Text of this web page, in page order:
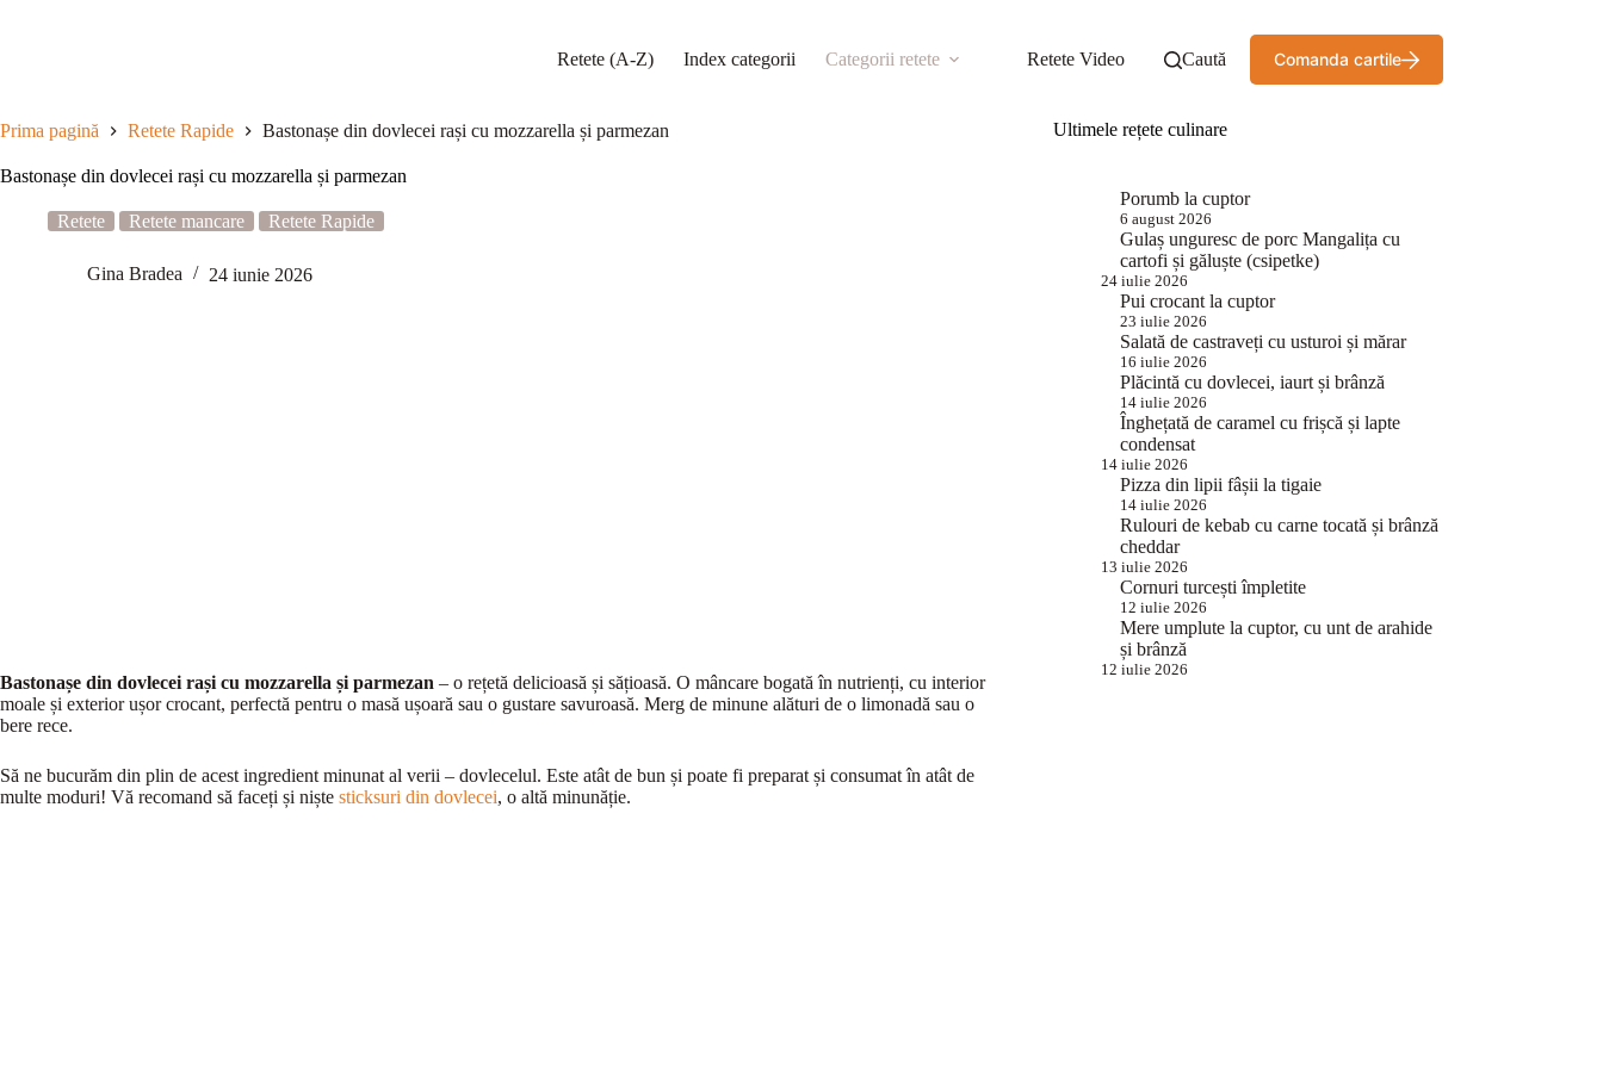
Retete (A-Z) Index categorii Categorii retete Retete Video Caută Comanda cartile
Prima pagină Retete Rapide Bastonașe din dovlecei rași cu mozzarella și parmezan
Bastonașe din dovlecei rași cu mozzarella și parmezan
Retete Retete mancare Retete Rapide
Gina Bradea 24 iunie 2026
Bastonașe din dovlecei rași cu mozzarella și parmezan – o rețetă delicioasă și sățioasă. O mâncare bogată în nutrienți, cu interior
moale și exterior ușor crocant, perfectă pentru o masă ușoară sau o gustare savuroasă. Merg de minune alături de o limonadă sau o
bere rece.
Să ne bucurăm din plin de acest ingredient minunat al verii – dovlecelul. Este atât de bun și poate fi preparat și consumat în atât de
multe moduri! Vă recomand să faceți și niște sticksuri din dovlecei, o altă minunăție.
Ultimele rețete culinare
Porumb la cuptor
6 august 2026
Gulaș unguresc de porc Mangalița cu
cartofi și găluște (csipetke)
24 iulie 2026
Pui crocant la cuptor
23 iulie 2026
Salată de castraveți cu usturoi și mărar
16 iulie 2026
Plăcintă cu dovlecei, iaurt și brânză
14 iulie 2026
Înghețată de caramel cu frișcă și lapte
condensat
14 iulie 2026
Pizza din lipii fâșii la tigaie
14 iulie 2026
Rulouri de kebab cu carne tocată și brânză
cheddar
13 iulie 2026
Cornuri turcești împletite
12 iulie 2026
Mere umplute la cuptor, cu unt de arahide
și brânză
12 iulie 2026